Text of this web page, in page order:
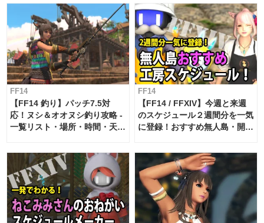
FF14
【FF14 釣り】パッチ7.5対
応！ヌシ＆オオヌシ釣り攻略 -
一覧リスト・場所・時間・天
FF14
【FF14 / FFXIV】今週と来週
のスケジュール２週間分を一気
に登録！おすすめ無人島・開拓